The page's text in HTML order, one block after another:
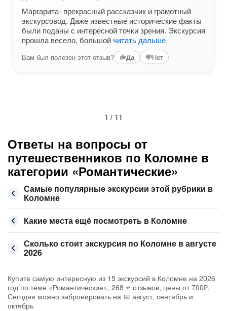
Маргарита- прекрасный рассказчик и грамотный
экскурсовод. Даже известные исторические факты
были поданы с интересной точки зрения. Экскурсия
прошла весело, большойчитать дальше
Вам был полезен этот отзыв? Да Нет
1 / 11
Ответы на вопросы от
путешественников по Коломне в
категории «Романтические»
Самые популярные экскурсии этой рубрики в
Коломне
Какие места ещё посмотреть в Коломне
Сколько стоит экскурсия по Коломне в августе
2026
Купите самую интересную из 15 экскурсий в Коломне на 2026
год по теме «Романтические», 268 ⭐ отзывов, цены от 700₽.
Сегодня можно забронировать на 📅 август, сентябрь и
октябрь